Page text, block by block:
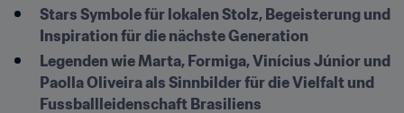
Stars Symbole für lokalen Stolz, Begeisterung und
Inspiration für die nächste Generation
Legenden wie Marta, Formiga, Vinícius Júnior und
Paolla Oliveira als Sinnbilder für die Vielfalt und
Fussballleidenschaft Brasiliens